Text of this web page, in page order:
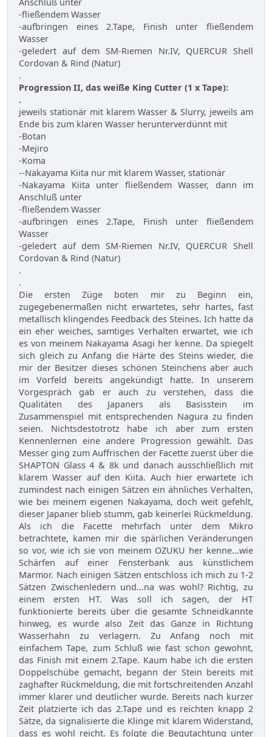
Anschluß unter
-fließendem Wasser
-aufbringen eines 2.Tape, Finish unter fließendem
Wasser
-geledert auf dem SM-Riemen Nr.IV, QUERCUR Shell
Cordovan & Rind (Natur)
.
Progression II, das weiße King Cutter (1 x Tape):
.
jeweils stationär mit klarem Wasser & Slurry, jeweils am
Ende bis zum klaren Wasser herunterverdünnt mit
-Botan
-Mejiro
-Koma
--Nakayama Kiita nur mit klarem Wasser, stationär
-Nakayama Kiita unter fließendem Wasser, dann im
Anschluß unter
-fließendem Wasser
-aufbringen eines 2.Tape, Finish unter fließendem
Wasser
-geledert auf dem SM-Riemen Nr.IV, QUERCUR Shell
Cordovan & Rind (Natur)
.
.
Die ersten Züge boten mir zu Beginn ein,
zugegebenermaßen nicht erwartetes, sehr hartes, fast
metallisch klingendes Feedback des Steines. Ich hatte da
ein eher weiches, samtiges Verhalten erwartet, wie ich
es von meinem Nakayama Asagi her kenne. Da spiegelt
sich gleich zu Anfang die Härte des Steins wieder, die
mir der Besitzer dieses schönen Steinchens aber auch
im Vorfeld bereits angekündigt hatte. In unserem
Vorgespräch gab er auch zu verstehen, dass die
Qualitäten des Japaners als Basisstein im
Zusammenspiel mit entsprechenden Nagura zu finden
seien. Nichtsdestotrotz habe ich aber zum ersten
Kennenlernen eine andere Progression gewählt. Das
Messer ging zum Auffrischen der Facette zuerst über die
SHAPTON Glass 4 & 8k und danach ausschließlich mit
klarem Wasser auf den Kiita. Auch hier erwartete ich
zumindest nach einigen Sätzen ein ähnliches Verhalten,
wie bei meinem eigenen Nakayama, doch weit gefehlt,
dieser Japaner blieb stumm, gab keinerlei Rückmeldung.
Als ich die Facette mehrfach unter dem Mikro
betrachtete, kamen mir die spärlichen Veränderungen
so vor, wie ich sie von meinem OZUKU her kenne...wie
Schärfen auf einer Fensterbank aus künstlichem
Marmor. Nach einigen Sätzen entschloss ich mich zu 1-2
Sätzen Zwischenledern und...na was wohl? Richtig, zu
einem ersten HT. Was soll ich sagen, der HT
funktionierte bereits über die gesamte Schneidkannte
hinweg, es wurde also Zeit das Ganze in Richtung
Wasserhahn zu verlagern. Zu Anfang noch mit
einfachem Tape, zum Schluß wie fast schon gewohnt,
das Finish mit einem 2.Tape. Kaum habe ich die ersten
Doppelschübe gemacht, begann der Stein bereits mit
zaghafter Rückmeldung, die mit fortschreitenden Anzahl
immer klarer und deutlicher wurde. Bereits nach kurzer
Zeit platzierte ich das 2.Tape und es reichten knapp 2
Sätze, da signalisierte die Klinge mit klarem Widerstand,
dass es wohl reicht. Es folgte die Begutachtung unter